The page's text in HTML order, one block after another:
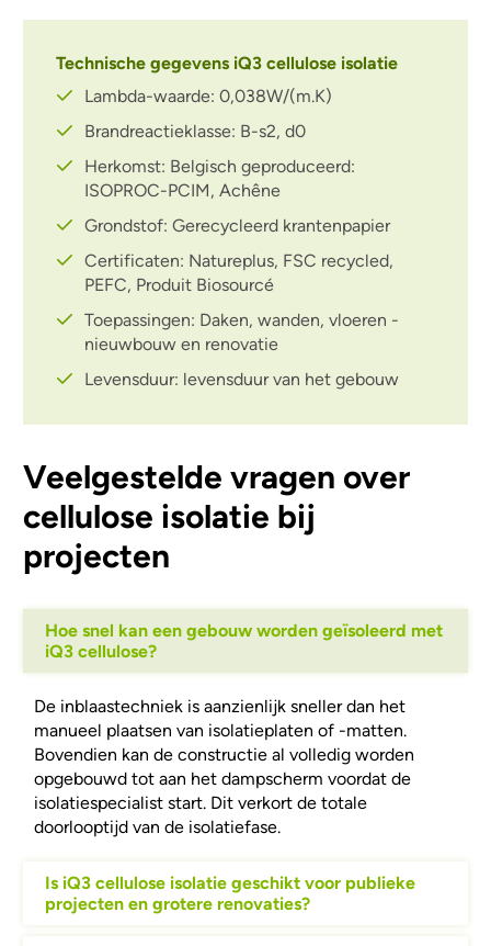
Technische gegevens iQ3 cellulose isolatie
Lambda-waarde: 0,038W/(m.K)
Brandreactieklasse: B-s2, d0
Herkomst: Belgisch geproduceerd:
ISOPROC-PCIM, Achêne
Grondstof: Gerecycleerd krantenpapier
Certificaten: Natureplus, FSC recycled,
PEFC, Produit Biosourcé
Toepassingen: Daken, wanden, vloeren -
nieuwbouw en renovatie
Levensduur: levensduur van het gebouw
Veelgestelde vragen over
cellulose isolatie bij
projecten
Hoe snel kan een gebouw worden geïsoleerd met
iQ3 cellulose?
De inblaastechniek is aanzienlijk sneller dan het
manueel plaatsen van isolatieplaten of -matten.
Bovendien kan de constructie al volledig worden
opgebouwd tot aan het dampscherm voordat de
isolatiespecialist start. Dit verkort de totale
doorlooptijd van de isolatiefase.
Is iQ3 cellulose isolatie geschikt voor publieke
projecten en grotere renovaties?